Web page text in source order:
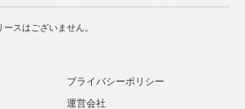
スはございません。
プライバシーポリシー
運営会社